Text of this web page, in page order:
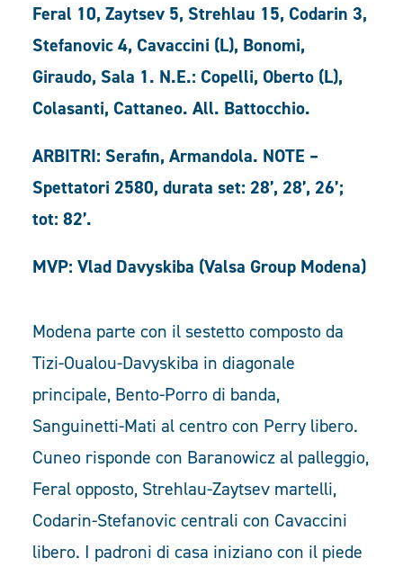
Feral 10, Zaytsev 5, Strehlau 15, Codarin 3,
Stefanovic 4, Cavaccini (L), Bonomi,
Giraudo, Sala 1. N.E.: Copelli, Oberto (L),
Colasanti, Cattaneo. All. Battocchio.
ARBITRI: Serafin, Armandola. NOTE –
Spettatori 2580, durata set: 28’, 28’, 26’;
tot: 82’.
MVP: Vlad Davyskiba (Valsa Group Modena)
Modena parte con il sestetto composto da
Tizi-Oualou-Davyskiba in diagonale
principale, Bento-Porro di banda,
Sanguinetti-Mati al centro con Perry libero.
Cuneo risponde con Baranowicz al palleggio,
Feral opposto, Strehlau-Zaytsev martelli,
Codarin-Stefanovic centrali con Cavaccini
libero. I padroni di casa iniziano con il piede